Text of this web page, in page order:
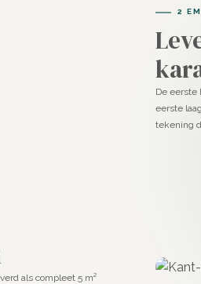
2
De eerste
eerste
tekening
als compleet 5 m²